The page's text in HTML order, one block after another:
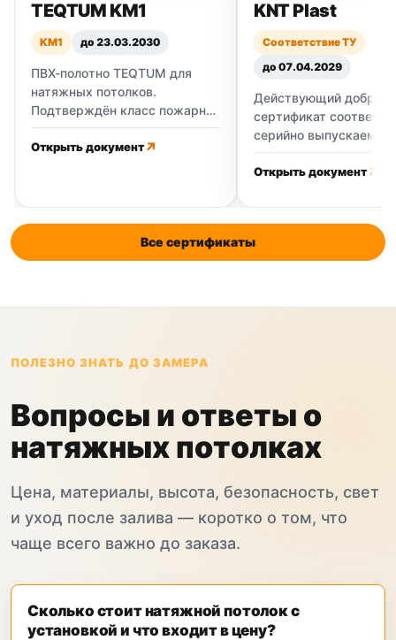
TEQTUM KM1
КМ1 до 23.03.2030
ПВХ-полотно TEQTUM для
натяжных потолков.
Подтверждён класс пожарной
опасности КМ1.
Открыть документ
KNT Plast
Соответствие ТУ
до 07.04.2029
Действующий
сертификат
серийно
плёнку российского
производителя KNT
007-03221144-2023 с
изменением № 3.
Открыть документ
Все сертификаты
ПОЛЕЗНО ЗНАТЬ ДО ЗАМЕРА
Вопросы и ответы о
натяжных потолках
Цена, материалы, высота, безопасность, свет
и уход после залива — коротко о том, что
чаще всего важно до заказа.
Сколько стоит натяжной потолок с
установкой и что входит в цену?